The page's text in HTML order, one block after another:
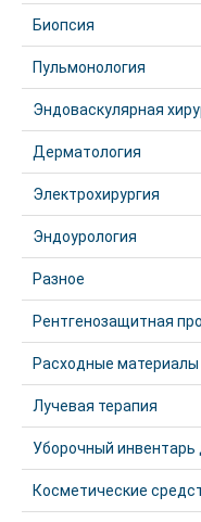
Биопсия
Пульмонология
Эндоваскулярная
Дерматология
Электрохирургия
Эндоурология
Разное
Рентгенозащитная
Расходные
Лучевая терапия
Уборочный
Косметические